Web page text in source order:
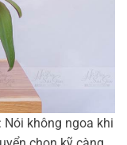
không ngoa khi